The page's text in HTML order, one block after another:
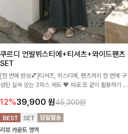
쿠르디 언발뷔스티에+티셔츠+와이드팬츠
SET
[한 번에 완성💕]티셔츠, 뷔스티에, 팬츠까지 한 번에 구
성된 실속 있는 3피스 세트 🖤 따로 또 같이 활용하기 좋
12%39,900 원45,300원
리뷰 카운트 영역